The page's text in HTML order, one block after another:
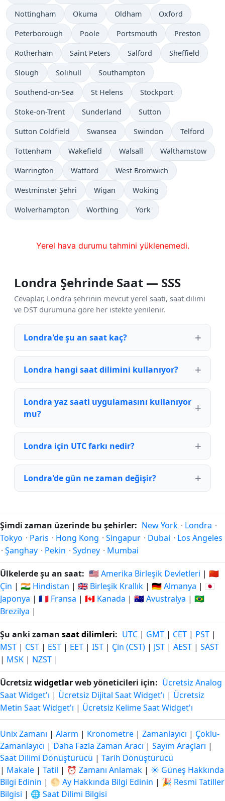
Nottingham Okuma Oldham Oxford
Peterborough Poole Portsmouth Preston
Rotherham Saint Peters Salford Sheffield
Slough Solihull Southampton
Southend-on-Sea St Helens Stockport
Stoke-on-Trent Sunderland Sutton
Sutton Coldfield Swansea Swindon Telford
Tottenham Wakefield Walsall Walthamstow
Warrington Watford West Bromwich
Westminster Şehri Wigan Woking
Wolverhampton Worthing York
Yerel hava durumu tahmini yüklenemedi.
Londra Şehrinde Saat — SSS
Cevaplar, Londra şehrinin mevcut yerel saati, saat dilimi
ve DST durumuna göre her istekte yenilenir.
Londra'de şu an saat kaç?
Londra hangi saat dilimini kullanıyor?
Londra yaz saati uygulamasını kullanıyor
mu?
Londra için UTC farkı nedir?
Londra'de gün ne zaman değişir?
Şimdi zaman üzerinde bu şehirler: New York · Londra ·
Tokyo · Paris · Hong Kong · Singapur · Dubai · Los Angeles
· Şanghay · Pekin · Sydney · Mumbai
Ülkelerde şu an saat: 🇺🇸 Amerika Birleşik Devletleri | 🇨🇳
Çin | 🇮🇳 Hindistan | 🇬🇧 Birleşik Krallık | 🇩🇪 Almanya | 🇯🇵
Japonya | 🇫🇷 Fransa | 🇨🇦 Kanada | 🇦🇺 Avustralya | 🇧🇷
Brezilya |
Şu anki zaman saat dilimleri: UTC | GMT | CET | PST |
MST | CST | EST | EET | IST | Çin (CST) | JST | AEST | SAST
| MSK | NZST |
Ücretsizwidgetlarweb yöneticileri için: Ücretsiz Analog
Saat Widget'ı | Ücretsiz Dijital Saat Widget'ı | Ücretsiz
Metin Saat Widget'ı | Ücretsiz Kelime Saat Widget'ı
Unix Zamanı | Alarm | Kronometre | Zamanlayıcı | Çoklu-
Zamanlayıcı | Daha Fazla Zaman Aracı | Sayım Araçları |
Saat Dilimi Dönüştürücü | Tarih Dönüştürücü
| Makale | Tatil | ⏰ Zamanı Anlamak | ☀️ Güneş Hakkında
Bilgi Edinin | 🌕 Ay Hakkında Bilgi Edinin | 🎉 Resmi Tatiller
Bilgisi | 🌐 Saat Dilimi Bilgisi